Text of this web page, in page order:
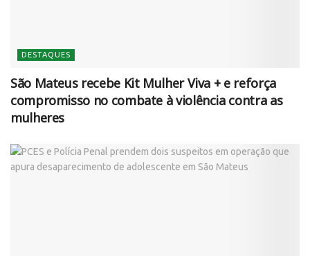
DESTAQUES
São Mateus recebe Kit Mulher Viva + e reforça
compromisso no combate à violência contra as
mulheres